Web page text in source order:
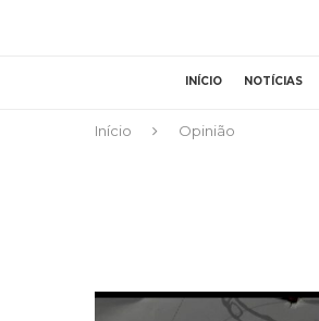
INÍCIO NOTÍCIAS
Início Opinião